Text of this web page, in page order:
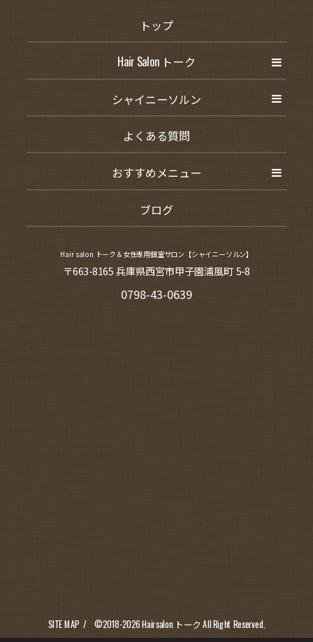
トップ
Hair Salon トーク
シャイニーソルン
よくある質問
おすすめメニュー
ブログ
Hair salon トーク＆女性専用個室サロン【シャイニーソルン】
〒663-8165 兵庫県西宮市甲子園浦風町 5-8
0798-43-0639
SITE MAP ©2018-2026Hairsalon トーク All Right Reserved.